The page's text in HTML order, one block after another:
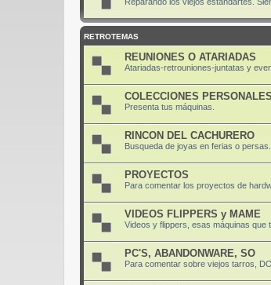
RETROTEMAS
REUNIONES O ATARIADAS
Atariadas-retrouniones-juntatas y
COLECCIONES PERSONALES
Presenta tus máquinas.
RINCON DEL CACHURERO
Busqueda de joyas en ferias o persas.
PROYECTOS
Para comentar los proyectos de
VIDEOS FLIPPERS y MAME
Videos y flippers, esas máquinas que
PC'S, ABANDONWARE, SO
Para comentar sobre viejos tarros,